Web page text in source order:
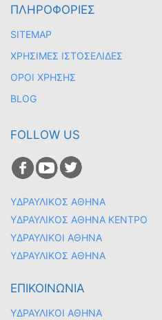
ΠΛΗΡΟΦΟΡΙΕΣ
SITEMAP
ΧΡΗΣΙΜΕΣ ΙΣΤΟΣΕΛΙΔΕΣ
ΟΡΟΙ ΧΡΗΣΗΣ
BLOG
FOLLOW US
ΥΔΡΑΥΛΙΚΟΣ ΑΘΗΝΑ
ΥΔΡΑΥΛΙΚΟΣ ΑΘΗΝΑ ΚΕΝΤΡΟ
ΥΔΡΑΥΛΙΚΟΙ ΑΘΗΝΑ
ΥΔΡΑΥΛΙΚΟΣ ΑΘΗΝΑ
ΕΠΙΚΟΙΝΩΝΙΑ
ΥΔΡΑΥΛΙΚΟΙ ΑΘΗΝΑ